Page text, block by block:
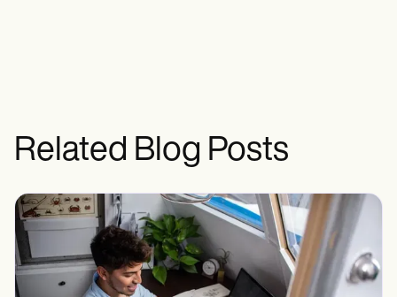
Related Blog Posts